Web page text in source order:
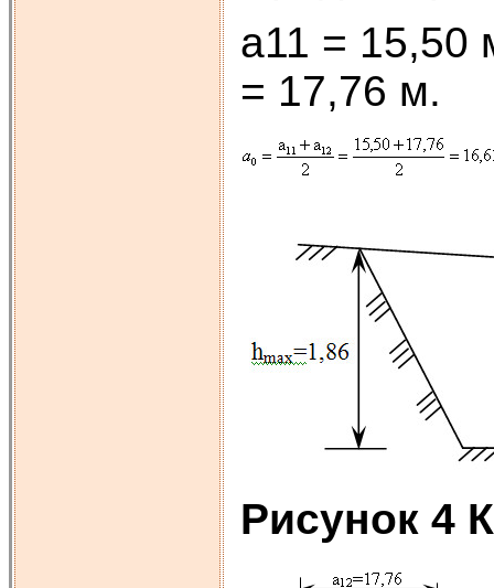
a11 = 15,50
= 17,76 м.
Рисунок 4